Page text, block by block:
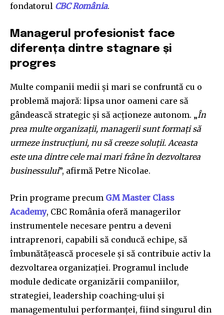
fondatorul CBC România.
Managerul profesionist face
diferența dintre stagnare și
progres
Multe companii medii și mari se confruntă cu o
problemă majoră: lipsa unor oameni care să
gândească strategic și să acționeze autonom. „În
prea multe organizații, managerii sunt formați să
urmeze instrucțiuni, nu să creeze soluții. Aceasta
este una dintre cele mai mari frâne în dezvoltarea
businessului”, afirmă Petre Nicolae.
Prin programe precum GM Master Class
Academy, CBC România oferă managerilor
instrumentele necesare pentru a deveni
intraprenori, capabili să conducă echipe, să
îmbunătățească procesele și să contribuie activ la
dezvoltarea organizației. Programul include
module dedicate organizării companiilor,
strategiei, leadership coaching-ului și
managementului performanței, fiind singurul din